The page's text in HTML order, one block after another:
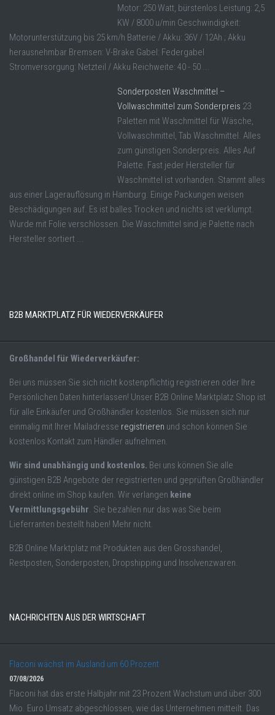
Motor: 250 Watt, bürstenlos Leistung: 2,5
KW / 8000 u/min Geschwindigkeit:
Motorunterstützung bis 25 km/h Batterie / Akku: 36V / 12Ah ; Akku
herausnehmbar Bremsen: V-Brake Gabel: Federgabel
Stromversorgung: Netzteil / Akku Reichweite: 40 - 50 ...
Sonderposten Waschmittel –
Vollwaschmittel zum Sonderpreis 23
Paletten mit Waschmittel für Wäsche,
Vollwaschmittel, Tab Waschmittel. Alles
zum günstigen Sonderpreis. Alles Auf
Palette. Fast jeder Hersteller für
Waschmittel ist vorhanden. Stammt alles
aus einer Lagerauflösung in Hamburg. Einige Packungen weisen
Beschädigungen auf. Es ist balles Trocken und nichts ist verklumpt.
Wurde mit Folie verschlossen. Die Waschmittel sind je Palette nach
Hersteller sortiert ...
B2B MARKTPLATZ FÜR WIEDERVERKÄUFER
Großhandel für Wiederverkäufer:
Bei uns müssen Sie sich nicht kostenpflichtig registrieren oder Ihre
Persönlichen Daten hinterlassen! Unser B2B Online Marktplatz Shop ist
für alle Einkäufer und Großhändler kostenlos. Sie müssen sich nur
einmalig mit Ihrer Mailadresse registrieren und schon können Sie
kostenlos Kontakt zum Händler aufnehmen.
Wir sind unabhängig und kostenlos. Bei uns können Sie alle
günstigen B2B Angebote der registrierten und geprüften Großhändler
direkt online im Shop kaufen. Wir verlangen keine
Vermittlungsgebühr. Sie bezahlen nur das was Sie beim
Lieferranten bestellt haben! Mehr nicht.
B2B Online Marktplatz mit Produkten aus den Grosshandel,
Restposten, Sonderposten, Dropshipping und Insolvenzwaren.
NACHRICHTEN AUS DER WIRTSCHAFT
Flaconi wächst im Ausland um 60 Prozent
07/08/2026
Flaconi hat das erste Halbjahr mit 23 Prozent Wachstum und über 300
Mio. Euro Umsatz abgeschlossen, wie das Unternehmen mitteilt. Das